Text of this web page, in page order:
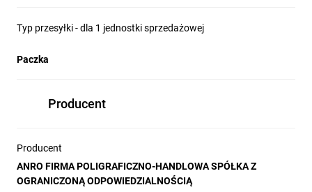
Typ przesyłki - dla 1 jednostki sprzedażowej
Paczka
Producent
Producent
ANRO FIRMA POLIGRAFICZNO-HANDLOWA SPÓŁKA Z
OGRANICZONĄ ODPOWIEDZIALNOŚCIĄ